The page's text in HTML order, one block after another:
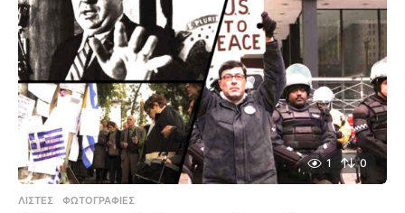
1 0
ΛΊΣΤΕΣ ,ΦΩΤΟΓΡΑΦΊΕΣ